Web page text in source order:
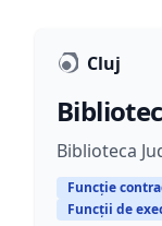
Cluj
Biblioteca
Funcție
Funcții de